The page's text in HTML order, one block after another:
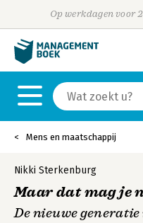
Op werkdagen voor
Mens en maatschappij
Nikki Sterkenburg
Maar dat mag je
De nieuwe